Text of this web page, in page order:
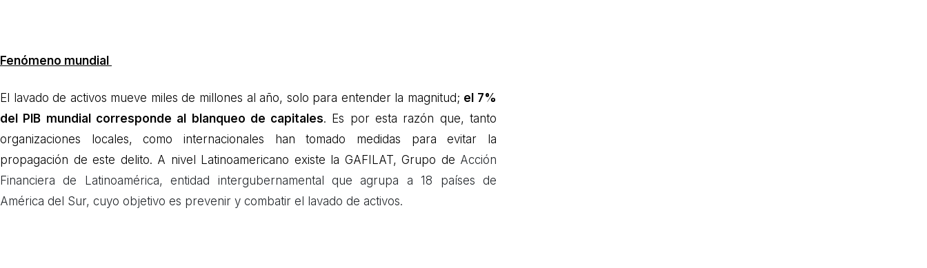
Fenómeno mundial
El lavado de activos mueve miles de millones al año, solo para entender la magnitud; el 7%
del PIB mundial corresponde al blanqueo de capitales. Es por esta razón que, tanto
organizaciones locales, como internacionales han tomado medidas para evitar la
propagación de este delito. A nivel Latinoamericano existe la GAFILAT, Grupo de Acción
Financiera de Latinoamérica, entidad intergubernamental que agrupa a 18 países de
América del Sur, cuyo objetivo es prevenir y combatir el lavado de activos.